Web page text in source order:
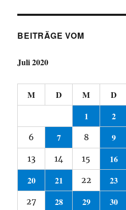
BEITRÄGE VOM
Juli 2020
M D M D
1
2
6 7 8 9
13 14 15 16
20 21 22 23
27 28 29 30